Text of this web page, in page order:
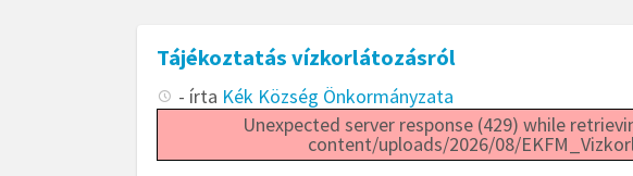
Tájékoztatás vízkorlátozásról
- írta Kék Község Önkormányzata
Unexpected server response (429) while
content/uploads/2026/08/